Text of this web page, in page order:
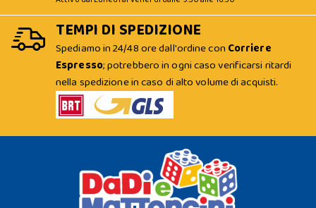
TEMPI DI SPEDIZIONE
Spediamo in 24/48 ore dall'ordine con Corriere
Espresso; potrebbero in ogni caso verificarsi ritardi
nella spedizione in caso di alto volume di acquisti.